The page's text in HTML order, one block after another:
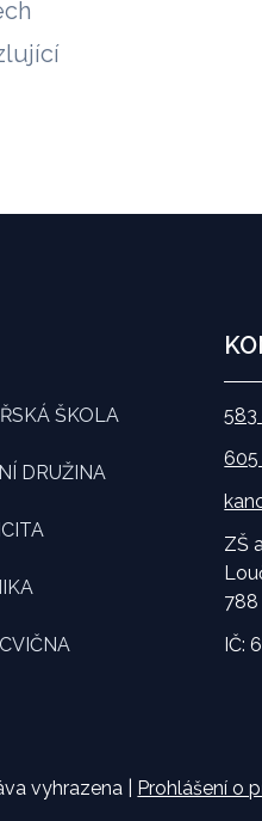
ŠKOLA
DRUŽINA
583
605
ZŠ
788
IČ:
vyhrazena | Prohlášení o